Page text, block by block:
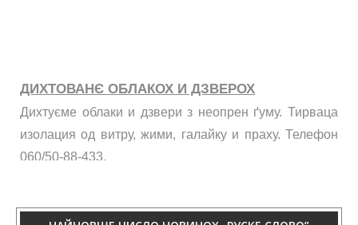
ДИХТОВАНЄ ОБЛАКОХ И ДЗВЕРОХ
Дихтуєме облаки и дзвери з неопрен ґуму. Тирваца
изолация од витру, жими, галайку и праху. Телефон
060/50-88-433.